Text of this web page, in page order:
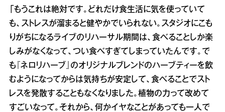
「もうこれは絶対です。どれだけ食生活に気を使っていて
も、ストレスが溜まると健やかでいられない。スタジオにこも
りがちになるライブのリハーサル期間は、食べることしか楽
しみがなくなって、つい食べすぎてしまっていたんです。で
も『ネロリハーブ』のオリジナルブレンドのハーブティーを飲
むようになってからは気持ちが安定して、食べることでスト
レスを発散することもなくなりました。植物の力って改めて
すごいなって。それから、何かイヤなことがあっても一人で